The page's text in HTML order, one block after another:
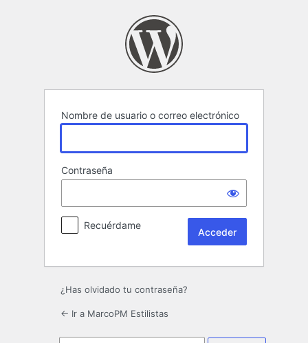
Nombre de usuario o correo electrónico
Contraseña
Recuérdame
¿Has olvidado tu contraseña?
← Ir a MarcoPM Estilistas